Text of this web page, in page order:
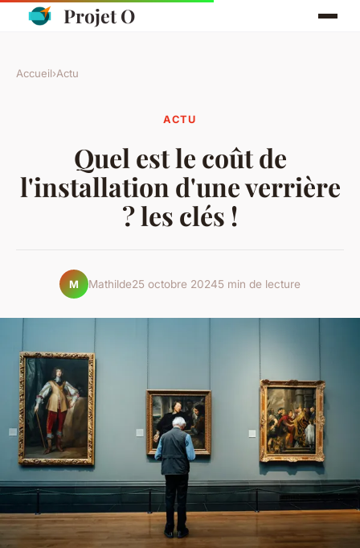
Projet O
Accueil›Actu
ACTU
Quel est le coût de
l'installation d'une verrière
? les clés !
M Mathilde25 octobre 20245 min de lecture